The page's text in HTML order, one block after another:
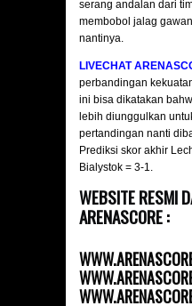
serang andalan dari
membobol jalag
nantinya.
LIVECHAT
perbandingan
ini bisa dikatakan
lebih diunggulkan
pertandingan nanti
Prediksi skor akhir
Bialystok = 3-1.
WEBSITE RESMI
ARENASCORE :